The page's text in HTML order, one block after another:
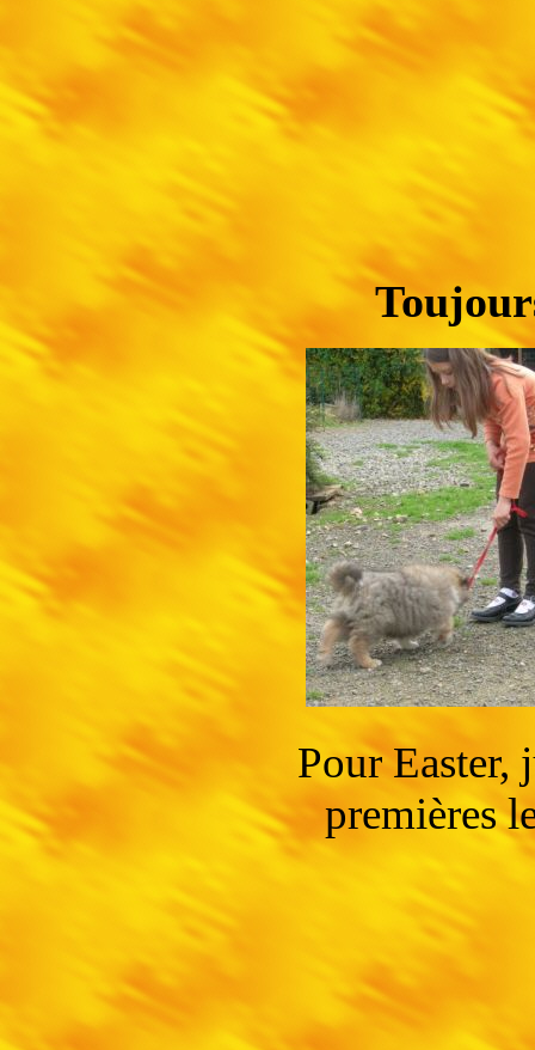
Pour Easter,
premières